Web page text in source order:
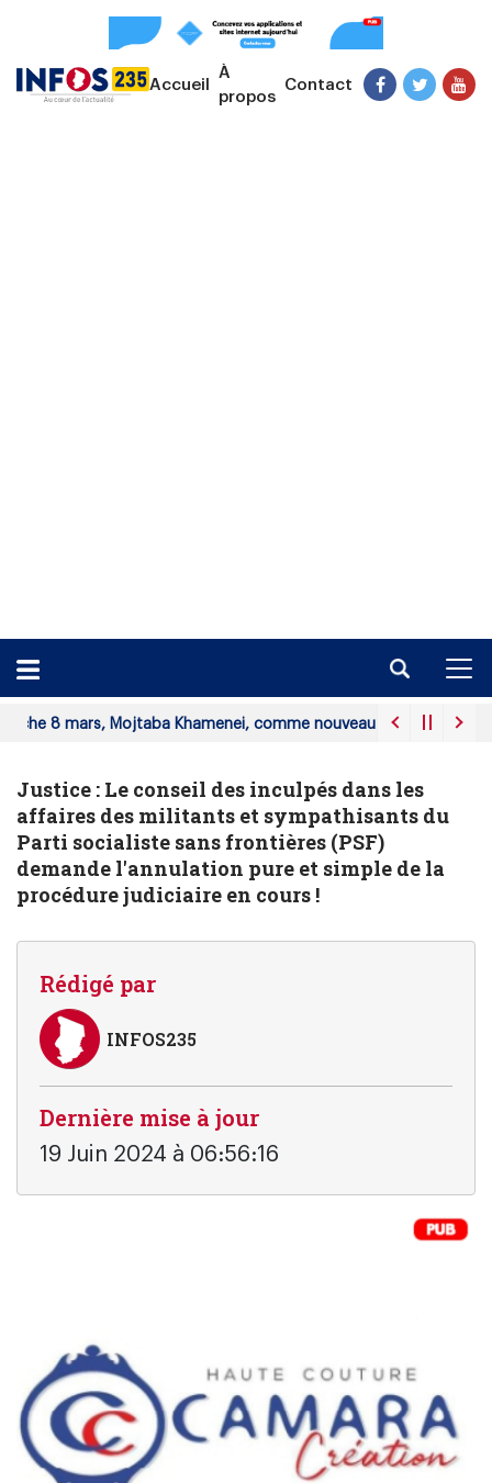
Accueil
À
propos
Contact
Khamenei, comme nouveau guide suprême.
Justice : Le conseil des inculpés dans les
affaires des militants et sympathisants du
Parti socialiste sans frontières (PSF)
demande l'annulation pure et simple de la
procédure judiciaire en cours !
Rédigé par
INFOS235
Dernière mise à jour
19 Juin 2024 à 06:56:16